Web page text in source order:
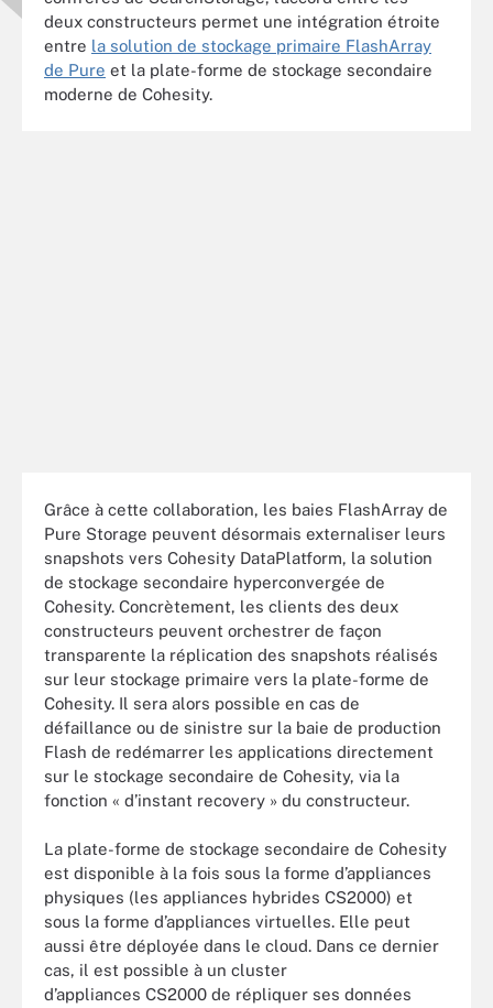
deux constructeurs permet une intégration étroite
entre la solution de stockage primaire FlashArray
de Pure et la plate-forme de stockage secondaire
moderne de Cohesity.
Grâce à cette collaboration, les baies FlashArray de
Pure Storage peuvent désormais externaliser leurs
snapshots vers Cohesity DataPlatform, la solution
de stockage secondaire hyperconvergée de
Cohesity. Concrètement, les clients des deux
constructeurs peuvent orchestrer de façon
transparente la réplication des snapshots réalisés
sur leur stockage primaire vers la plate-forme de
Cohesity. Il sera alors possible en cas de
défaillance ou de sinistre sur la baie de production
Flash de redémarrer les applications directement
sur le stockage secondaire de Cohesity, via la
fonction « d’instant recovery » du constructeur.
La plate-forme de stockage secondaire de Cohesity
est disponible à la fois sous la forme d’appliances
physiques (les appliances hybrides CS2000) et
sous la forme d’appliances virtuelles. Elle peut
aussi être déployée dans le cloud. Dans ce dernier
cas, il est possible à un cluster
d’appliances CS2000 de répliquer ses données